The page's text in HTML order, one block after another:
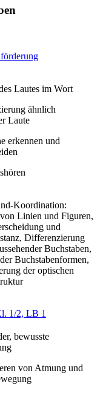
Lautes im Wort
ähnlich
Laute
erkennen und
Koordination:
Linien und Figuren,
und
Differenzierung
Buchstaben,
Buchstabenformen,
der optischen
1/2, LB 1
bewusste
von Atmung und